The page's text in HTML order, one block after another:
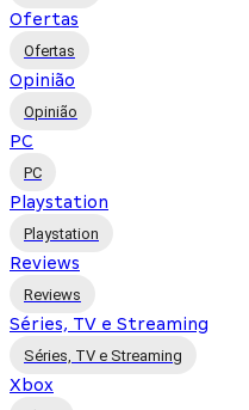
Ofertas
Ofertas
Opinião
Opinião
PC
PC
Playstation
Playstation
Reviews
Reviews
Séries, TV e Streaming
Séries, TV e Streaming
Xbox